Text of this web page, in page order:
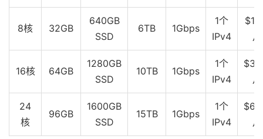
8核 32GB
640GB
SSD
6TB 1Gbps
1个
IPv4
月
16核 64GB
1280GB
SSD
10TB 1Gbps
1个
IPv4
月
24
核
96GB
1600GB
SSD
15TB 1Gbps
1个
IPv4
月